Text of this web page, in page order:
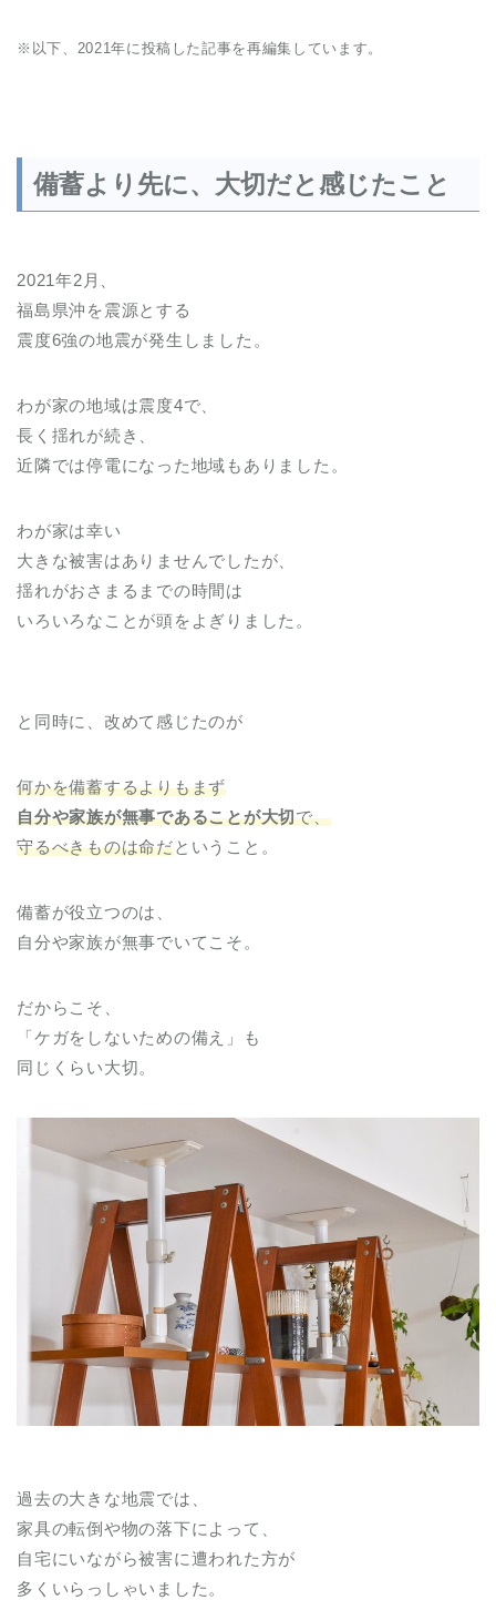
※以下、2021年に投稿した記事を再編集しています。
備蓄より先に、大切だと感じたこと
2021年2月、
福島県沖を震源とする
震度6強の地震が発生しました。
わが家の地域は震度4で、
長く揺れが続き、
近隣では停電になった地域もありました。
わが家は幸い
大きな被害はありませんでしたが、
揺れがおさまるまでの時間は
いろいろなことが頭をよぎりました。
と同時に、改めて感じたのが
何かを備蓄するよりもまず
自分や家族が無事であることが大切で、
守るべきものは命だということ。
備蓄が役立つのは、
自分や家族が無事でいてこそ。
だからこそ、
「ケガをしないための備え」も
同じくらい大切。
過去の大きな地震では、
家具の転倒や物の落下によって、
自宅にいながら被害に遭われた方が
多くいらっしゃいました。